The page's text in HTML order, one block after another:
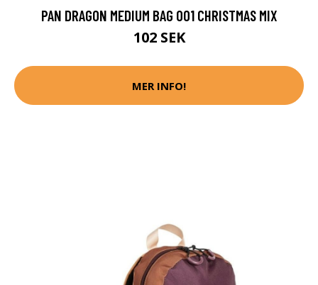
PAN DRAGON MEDIUM BAG 001 CHRISTMAS MIX
102 SEK
MER INFO!